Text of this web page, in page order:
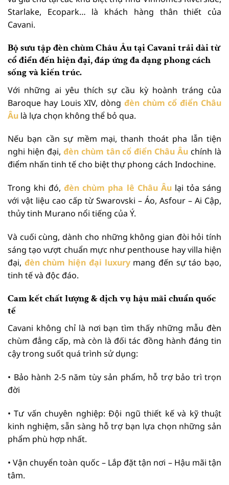
Starlake, Ecopark… là khách hàng thân thiết của
Cavani.
Bộ sưu tập đèn chùm Châu Âutại Cavani trải dài từ
cổ điển đến hiện đại, đáp ứng đa dạng phong cách
sống và kiến trúc.
Với những ai yêu thích sự cầu kỳ hoành tráng của
Baroque hay Louis XIV, dòng đèn chùm cổ điển Châu
Âu là lựa chọn không thể bỏ qua.
Nếu bạn cần sự mềm mại, thanh thoát pha lẫn tiện
nghi hiện đại, đèn chùm tân cổ điển Châu Âu chính là
điểm nhấn tinh tế cho biệt thự phong cách Indochine.
Trong khi đó,đèn chùm pha lê Châu Âulại tỏa sáng
với vật liệu cao cấp từ Swarovski – Áo, Asfour – Ai Cập,
thủy tinh Murano nổi tiếng của Ý.
Và cuối cùng, dành cho những không gian đòi hỏi tính
sáng tạo vượt chuẩn mực như penthouse hay villa hiện
đại, đèn chùm hiện đại luxurymang đến sự táo bạo,
tinh tế và độc đáo.
Cam kết chất lượng & dịch vụ hậu mãi chuẩn quốc
tế
Cavani không chỉ là nơi bạn tìm thấy những mẫu đèn
chùm đẳng cấp, mà còn là đối tác đồng hành đáng tin
cậy trong suốt quá trình sử dụng:
• Bảo hành 2-5 năm tùy sản phẩm, hỗ trợ bảo trì trọn
đời
• Tư vấn chuyên nghiệp: Đội ngũ thiết kế và kỹ thuật
kinh nghiệm, sẵn sàng hỗ trợ bạn lựa chọn những sản
phẩm phù hợp nhất.
• Vận chuyển toàn quốc – Lắp đặt tận nơi – Hậu mãi tận
tâm.